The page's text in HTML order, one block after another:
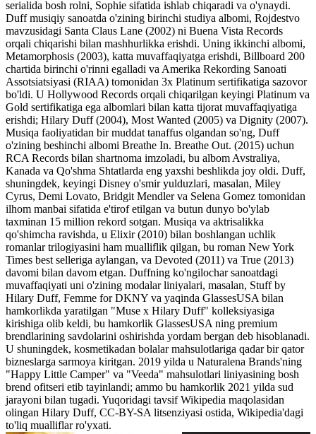
serialida bosh rolni, Sophie sifatida ishlab chiqaradi va o'ynaydi.
Duff musiqiy sanoatda o'zining birinchi studiya albomi, Rojdestvo
mavzusidagi Santa Claus Lane (2002) ni Buena Vista Records
orqali chiqarishi bilan mashhurlikka erishdi. Uning ikkinchi albomi,
Metamorphosis (2003), katta muvaffaqiyatga erishdi, Billboard 200
chartida birinchi o'rinni egalladi va Amerika Rekording Sanoati
Assotsiatsiyasi (RIAA) tomonidan 3x Platinum sertifikatiga sazovor
bo'ldi. U Hollywood Records orqali chiqarilgan keyingi Platinum va
Gold sertifikatiga ega albomlari bilan katta tijorat muvaffaqiyatiga
erishdi; Hilary Duff (2004), Most Wanted (2005) va Dignity (2007).
Musiqa faoliyatidan bir muddat tanaffus olgandan so'ng, Duff
o'zining beshinchi albomi Breathe In. Breathe Out. (2015) uchun
RCA Records bilan shartnoma imzoladi, bu albom Avstraliya,
Kanada va Qo'shma Shtatlarda eng yaxshi beshlikda joy oldi. Duff,
shuningdek, keyingi Disney o'smir yulduzlari, masalan, Miley
Cyrus, Demi Lovato, Bridgit Mendler va Selena Gomez tomonidan
ilhom manbai sifatida e'tirof etilgan va butun dunyo bo'ylab
taxminan 15 million rekord sotgan. Musiqa va aktrisalikka
qo'shimcha ravishda, u Elixir (2010) bilan boshlangan uchlik
romanlar trilogiyasini ham mualliflik qilgan, bu roman New York
Times best selleriga aylangan, va Devoted (2011) va True (2013)
davomi bilan davom etgan. Duffning ko'ngilochar sanoatdagi
muvaffaqiyati uni o'zining modalar liniyalari, masalan, Stuff by
Hilary Duff, Femme for DKNY va yaqinda GlassesUSA bilan
hamkorlikda yaratilgan "Muse x Hilary Duff" kolleksiyasiga
kirishiga olib keldi, bu hamkorlik GlassesUSA ning premium
brendlarining savdolarini oshirishda yordam bergan deb hisoblanadi.
U shuningdek, kosmetikadan bolalar mahsulotlariga qadar bir qator
bizneslarga sarmoya kiritgan. 2019 yilda u Naturalena Brands'ning
"Happy Little Camper" va "Veeda" mahsulotlari liniyasining bosh
brend ofitseri etib tayinlandi; ammo bu hamkorlik 2021 yilda sud
jarayoni bilan tugadi. Yuqoridagi tavsif Wikipedia maqolasidan
olingan Hilary Duff, CC-BY-SA litsenziyasi ostida, Wikipedia'dagi
to'liq mualliflar ro'yxati.